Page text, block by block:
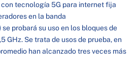
tecnología 5G para internet fija
en la banda
probará su uso en los bloques de
GHz. Se trata de usos de prueba, en
han alcanzado tres veces más